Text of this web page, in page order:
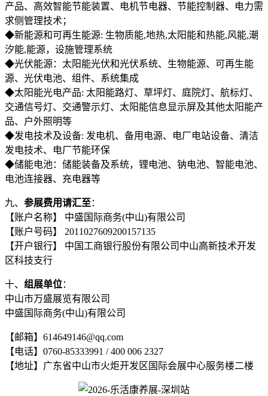
产品、高效智能节能装置、电机节电器、节能控制器、电力需
求侧管理技术；
◆新能源和可再生能源: 生物质能,地热,太阳能和热能,风能,潮
汐能,能源，设施管理系统
◆光伏能源：太阳能光伏和光伏系统、生物能源、可再生能
源、光伏电池、组件、系统集成
◆太阳能光电产品: 太阳能路灯、草坪灯、庭院灯、航标灯、
交通信号灯、交通警示灯、太阳能信息显示屏及其他太阳能产
品、户外照明等
◆发电技术及设备: 发电机、备用电源、电厂电站设备、清洁
发电技术、电厂节能环保
◆储能电池：储能装备及系统，锂电池、钠电池、智能电池、
电池连接器、充电器等
九、 参展费用请汇至：
【账户名称】 中盛国际商务(中山)有限公司
【账户号码】 2011027609200157135
【开户银行】 中国工商银行股份有限公司中山高新技术开发
区科技支行
十、 组展单位：
中山市万盛展览有限公司
中盛国际商务(中山)有限公司
【邮箱】614649146@qq.com
【电话】0760-85333991 / 400 006 2327
【地址】广东省中山市火炬开发区国际会展中心服务楼二楼